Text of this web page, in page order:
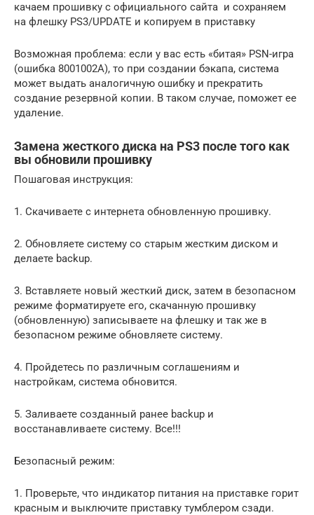
качаем прошивку с официального сайта и сохраняем
на флешку PS3/UPDATE и копируем в приставку
Возможная проблема: если у вас есть «битая» PSN-игра
(ошибка 8001002А), то при создании бэкапа, система
может выдать аналогичную ошибку и прекратить
создание резервной копии. В таком случае, поможет ее
удаление.
Замена жесткого диска на PS3 после того как
вы обновили прошивку
Пошаговая инструкция:
1. Скачиваете с интернета обновленную прошивку.
2. Обновляете систему со старым жестким диском и
делаете backup.
3. Вставляете новый жесткий диск, затем в безопасном
режиме форматируете его, скачанную прошивку
(обновленную) записываете на флешку и так же в
безопасном режиме обновляете систему.
4. Пройдетесь по различным соглашениям и
настройкам, система обновится.
5. Заливаете созданный ранее backup и
восстанавливаете систему. Все!!!
Безопасный режим:
1. Проверьте, что индикатор питания на приставке горит
красным и выключите приставку тумблером сзади.